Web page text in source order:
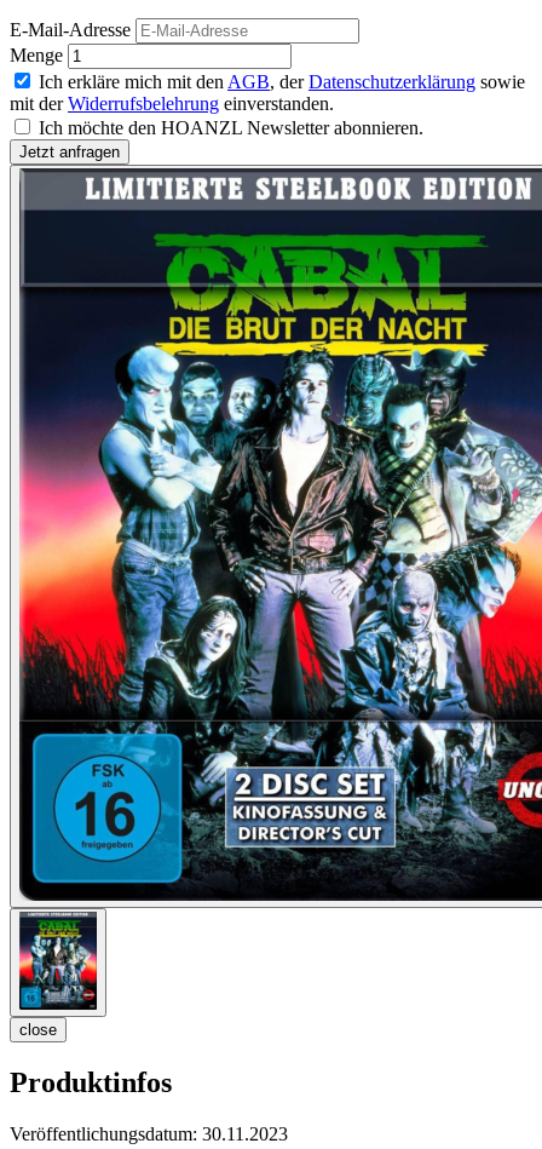
E-Mail-Adresse
Menge
Ich erkläre mich mit den AGB, derDatenschutzerklärung sowie
mit derWiderrufsbelehrung einverstanden.
Ich möchte den HOANZL Newsletter abonnieren.
close
Produktinfos
Veröffentlichungsdatum: 30.11.2023